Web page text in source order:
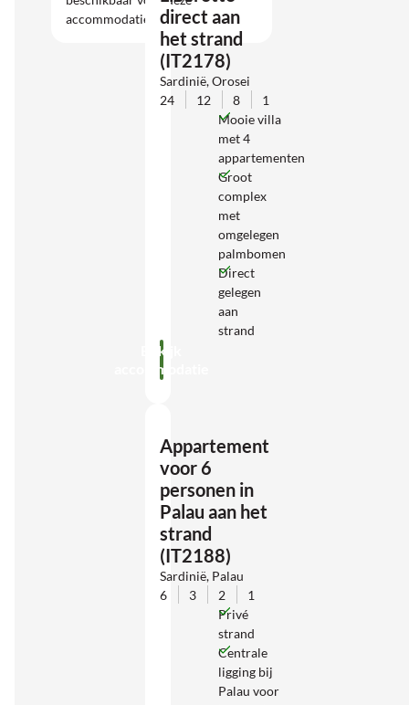
accommodatie.
direct aan
het strand
(IT2178)
Sardinië, Orosei
24
12 8
1
Mooie villa
met 4
appartementen
Groot
complex
met
omgelegen
palmbomen
Direct
gelegen
aan
strand
Bekijk
accommodatie
Appartement
voor 6
personen in
Palau aan het
strand
(IT2188)
Sardinië, Palau
6
3 2
1
Privé
strand
Centrale
ligging bij
Palau voor